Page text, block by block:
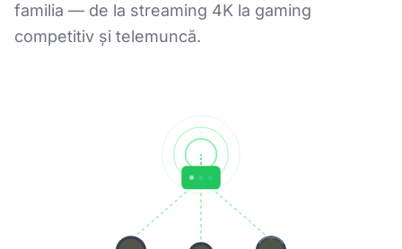
familia — de la streaming 4K la gaming
competitiv și telemuncă.